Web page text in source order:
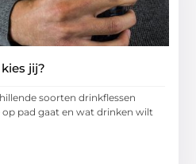
jij?
soorten drinkflessen
pad gaat en wat drinken wilt